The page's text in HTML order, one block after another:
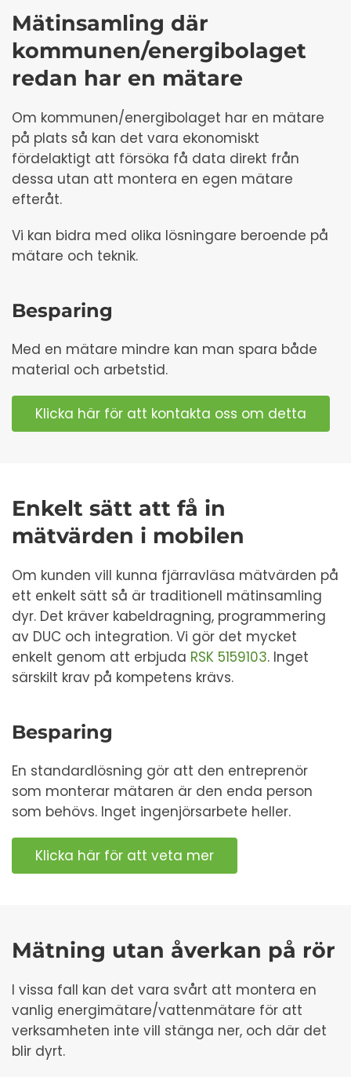
Mätinsamling där
kommunen/energibolaget
redan har en mätare
Om kommunen/energibolaget har en mätare
på plats så kan det vara ekonomiskt
fördelaktigt att försöka få data direkt från
dessa utan att montera en egen mätare
efteråt.
Vi kan bidra med olika lösningare beroende på
mätare och teknik.
Besparing
Med en mätare mindre kan man spara både
material och arbetstid.
Klicka här för att kontakta oss om detta
Enkelt sätt att få in
mätvärden i mobilen
Om kunden vill kunna fjärravläsa mätvärden på
ett enkelt sätt så är traditionell mätinsamling
dyr. Det kräver kabeldragning, programmering
av DUC och integration. Vi gör det mycket
enkelt genom att erbjuda RSK 5159103. Inget
särskilt krav på kompetens krävs.
Besparing
En standardlösning gör att den entreprenör
som monterar mätaren är den enda person
som behövs. Inget ingenjörsarbete heller.
Klicka här för att veta mer
Mätning utan åverkan på rör
I vissa fall kan det vara svårt att montera en
vanlig energimätare/vattenmätare för att
verksamheten inte vill stänga ner, och där det
blir dyrt.